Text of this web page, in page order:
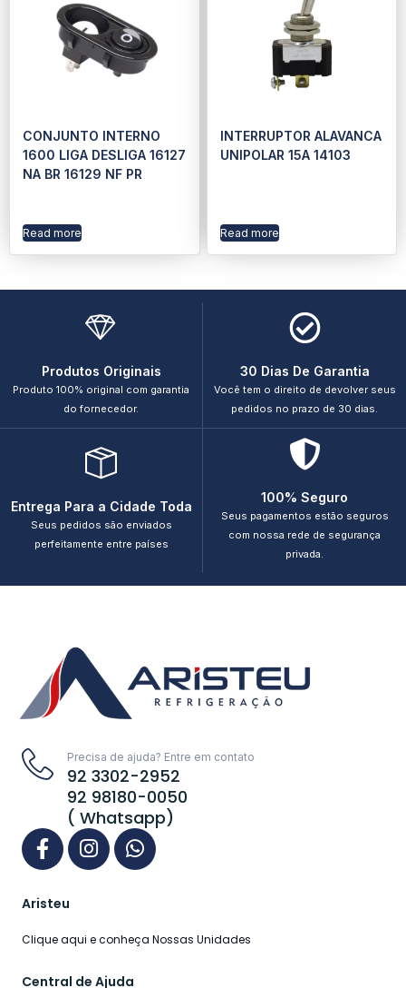
CONJUNTO INTERNO
1600 LIGA DESLIGA 16127
NA BR 16129 NF PR
Read more
INTERRUPTOR ALAVANCA
UNIPOLAR 15A 14103
Read more
Produtos Originais
Produto 100% original com garantia
do fornecedor.
30 Dias De Garantia
Você tem o direito de devolver seus
pedidos no prazo de 30 dias.
Entrega Para a Cidade Toda
Seus pedidos são enviados
perfeitamente entre países
100% Seguro
Seus pagamentos estão seguros
com nossa rede de segurança
privada.
Precisa de ajuda? Entre em contato
92 3302-2952
92 98180-0050
( Whatsapp)
Aristeu
Clique aqui e conheça Nossas Unidades
Central de Ajuda